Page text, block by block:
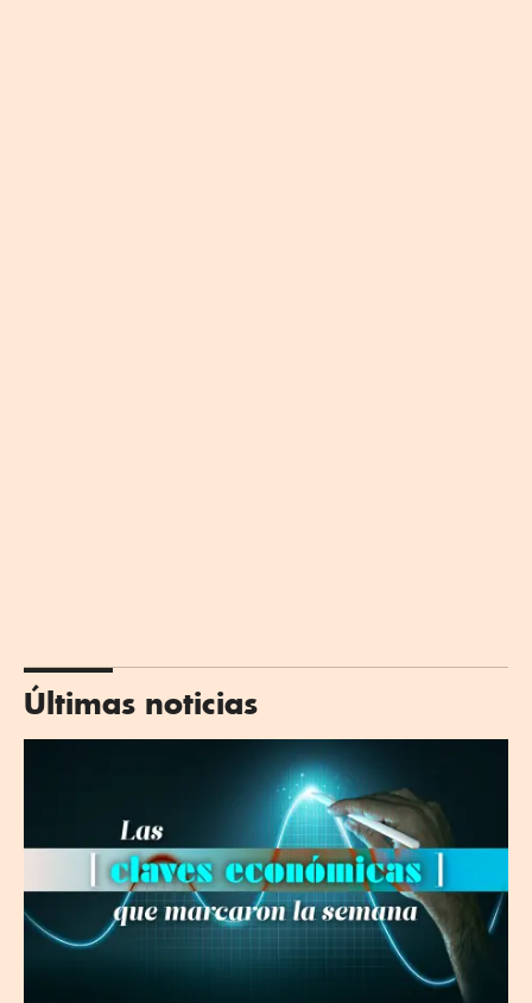
Últimas noticias